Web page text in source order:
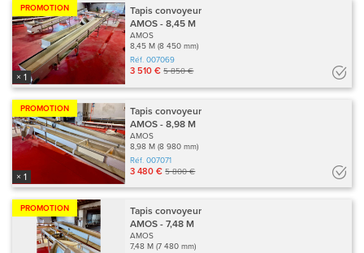
PROMOTION
× 1
Tapis convoyeur
AMOS - 8,45 M
AMOS
8,45 M (8 450 mm)
Réf. 007069
3 510 €5 850 €
PROMOTION
× 1
Tapis convoyeur
AMOS - 8,98 M
AMOS
8,98 M (8 980 mm)
Réf. 007071
3 480 €5 800 €
PROMOTION
Tapis convoyeur
AMOS - 7,48 M
AMOS
7,48 M (7 480 mm)